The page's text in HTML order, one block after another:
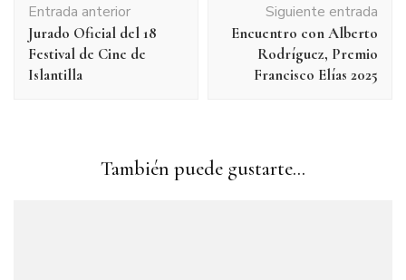
de
entradas
Entrada anterior
Jurado Oficial del 18
Festival de Cine de
Islantilla
Siguiente entrada
Encuentro con Alberto
Rodríguez, Premio
Francisco Elías 2025
También puede gustarte...